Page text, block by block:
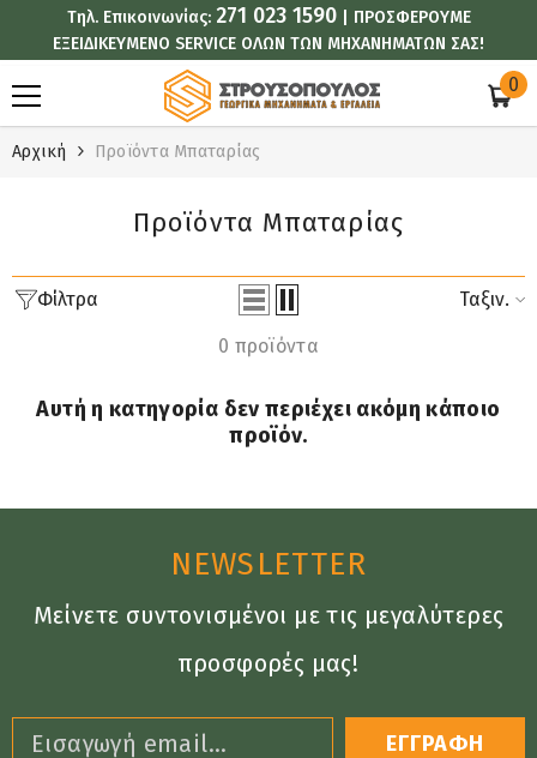
ΑΠΕΥΘΕΊΑΣ ΜΕΤΆΒΑΣΗ ΣΤΟ ΠΕΡΙΕΧΌΜΕΝΟΤηλ. Επικοινωνίας: 271 023 1590| ΠΡΟΣΦΕΡΟΥΜΕ
ΕΞΕΙΔΙΚΕΥΜΕΝΟ SERVICE ΟΛΩΝ ΤΩΝ ΜΗΧΑΝΗΜΑΤΩΝ ΣΑΣ!
00
Αρχική Προϊόντα Μπαταρίας
Προϊόντα Μπαταρίας
Φίλτρα Ταξιν.
0 προϊόντα
Αυτή η κατηγορία δεν περιέχει ακόμη κάποιο
προϊόν.
NEWSLETTER
Μείνετε συντονισμένοι με τις μεγαλύτερες
προσφορές μας!
ΕΓΓΡΑΦΗ